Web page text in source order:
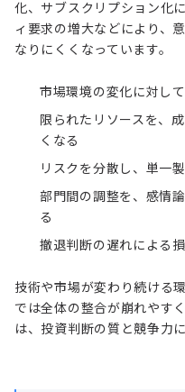
化、サブスクリプション化
ィ要求の増大などにより、
なりにくくなっています。
市場環境の変化に対し
限られたリソースを、
くなる
リスクを分散し、単一
部門間の調整を、感情
る
撤退判断の遅れによる
技術や市場が変わり続ける
では全体の整合が崩れやす
は、投資判断の質と競争力